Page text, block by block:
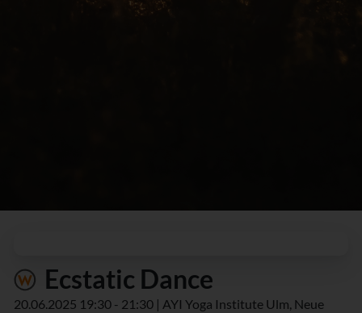
Ecstatic Dance
20.06.2025 19:30 - 21:30 | AYI Yoga Institute Ulm, Neue